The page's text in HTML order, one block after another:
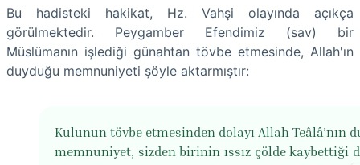
Bu hadisteki hakikat, Hz. Vahşi olayında açıkça
görülmektedir. Peygamber Efendimiz (sav) bir
Müslümanın işlediği günahtan tövbe etmesinde, Allah'ın
duyduğu memnuniyeti şöyle aktarmıştır:
Kulunun tövbe etmesinden dolayı Allah Teâlâ’nın
memnuniyet, sizden birinin ıssız çölde kaybettiği